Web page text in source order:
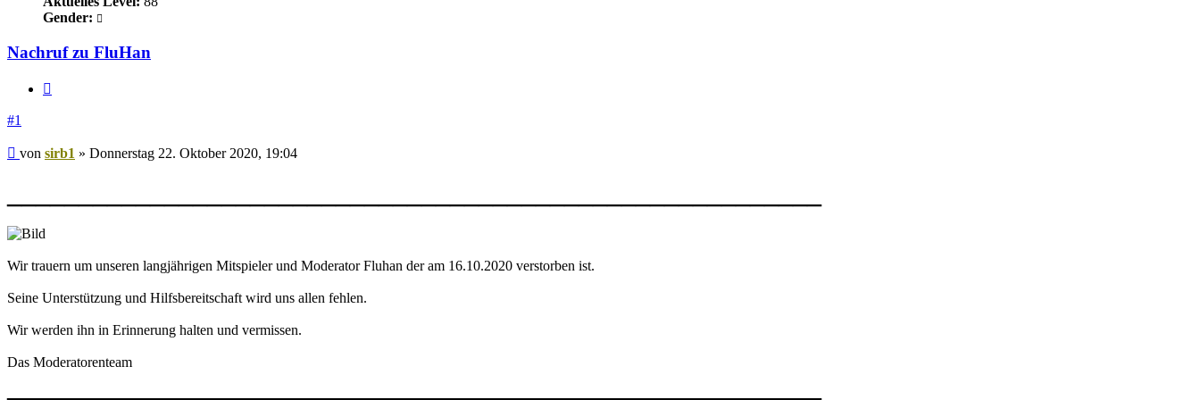
Gender:
Nachruf zu FluHan
#1
Beitrag
von sirb1 » Donnerstag 22. Oktober 2020, 19:04
Wir trauern um unseren langjährigen Mitspieler und Moderator Fluhan der am 16.10.2020 verstorben ist.
Seine Unterstützung und Hilfsbereitschaft wird uns allen fehlen.
Wir werden ihn in Erinnerung halten und vermissen.
Das Moderatorenteam